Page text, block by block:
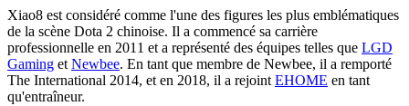
Xiao8 est considéré comme l'une des figures les plus emblématiques
de la scène Dota 2 chinoise. Il a commencé sa carrière
professionnelle en 2011 et a représenté des équipes telles que LGD
Gaming et Newbee. En tant que membre de Newbee, il a remporté
The International 2014, et en 2018, il a rejoint EHOME en tant
qu'entraîneur.